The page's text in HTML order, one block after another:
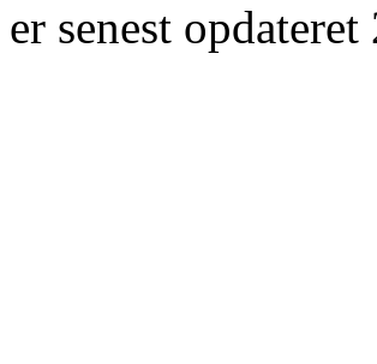
er senest